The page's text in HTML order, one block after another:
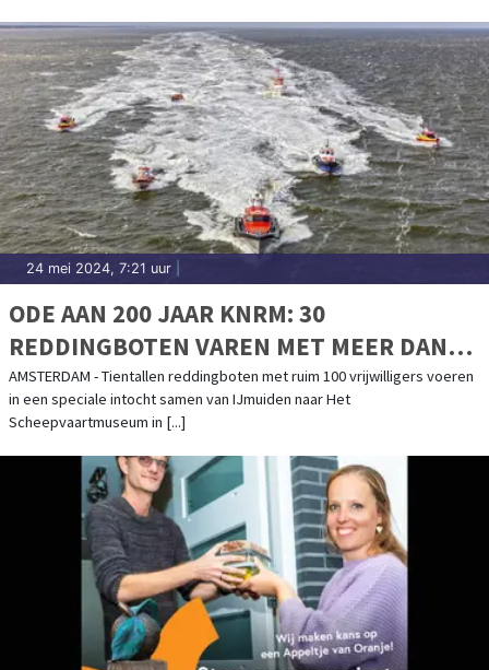
24 mei 2024, 7:21 uur
ODE AAN 200 JAAR KNRM: 30
REDDINGBOTEN VAREN MET MEER DAN
100 VRIJWILLIGERS VAN IJMUIDEN NAAR
HET SCHEEPVAARTMUSEUM IN
AMSTERDAM - Tientallen reddingboten met ruim 100 vrijwilligers voeren
in een speciale intocht samen van IJmuiden naar Het
Scheepvaartmuseum in [...]